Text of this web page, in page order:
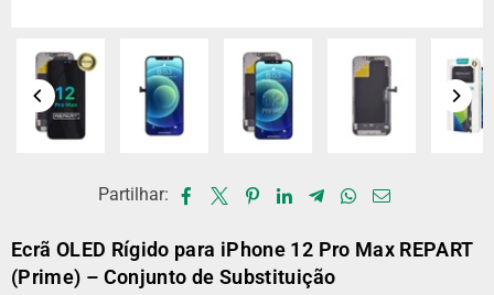
Partilhar:
Ecrã OLED Rígido para iPhone 12 Pro Max REPART
(Prime) – Conjunto de Substituição